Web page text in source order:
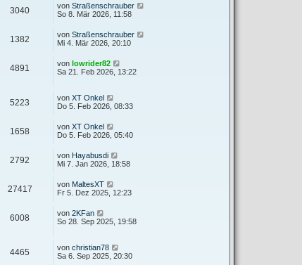
3040 von Straßenschrauber
So 8. Mär 2026, 11:58
1382 von Straßenschrauber
Mi 4. Mär 2026, 20:10
4891 von lowrider82
Sa 21. Feb 2026, 13:22
5223 von XT Onkel
Do 5. Feb 2026, 08:33
1658 von XT Onkel
Do 5. Feb 2026, 05:40
2792 von Hayabusdi
Mi 7. Jan 2026, 18:58
27417 von MaltesXT
Fr 5. Dez 2025, 12:23
6008 von 2KFan
So 28. Sep 2025, 19:58
4465 von christian78
Sa 6. Sep 2025, 20:30